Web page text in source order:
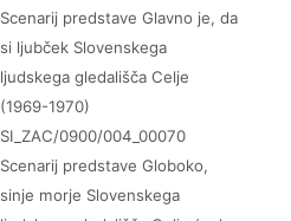
Scenarij predstave Glavno je, da
si ljubček Slovenskega
ljudskega gledališča Celje
(1969-1970)
SI_ZAC/0900/004_00070
Scenarij predstave Globoko,
sinje morje Slovenskega